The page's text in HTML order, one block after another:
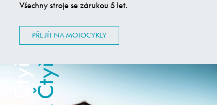
Všechny stroje se zárukou 5 let.
PŘEJÍT NA MOTOCYKLY